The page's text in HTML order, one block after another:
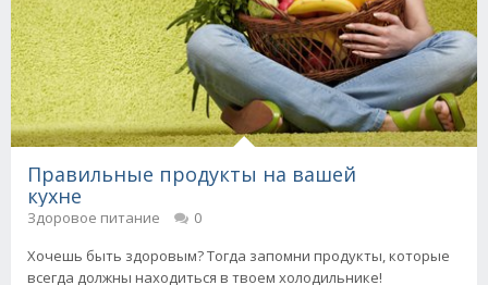
Правильные продукты на вашей
кухне
Здоровое питание
0
Хочешь быть здоровым? Тогда запомни продукты, которые
всегда должны находиться в твоем холодильнике!